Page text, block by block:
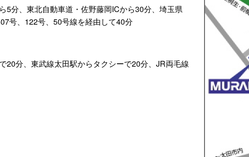
5分、東北自動車道・佐野藤岡ICから30分、埼玉県
号、122号、50号線を経由して40分
20分、東武線太田駅からタクシーで20分、JR両毛線